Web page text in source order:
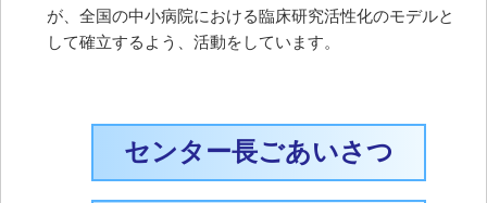
が、全国の中小病院における臨床研究活性化のモデルと
して確立するよう、活動をしています。
センター長ごあいさつ